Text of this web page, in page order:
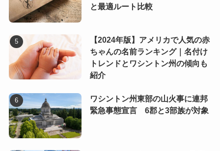
と最適ルート比較
【2024年版】アメリカで人気の赤
ちゃんの名前ランキング｜名付け
トレンドとワシントン州の傾向も
紹介
ワシントン州東部の山火事に連邦
緊急事態宣言 6郡と3部族が対象